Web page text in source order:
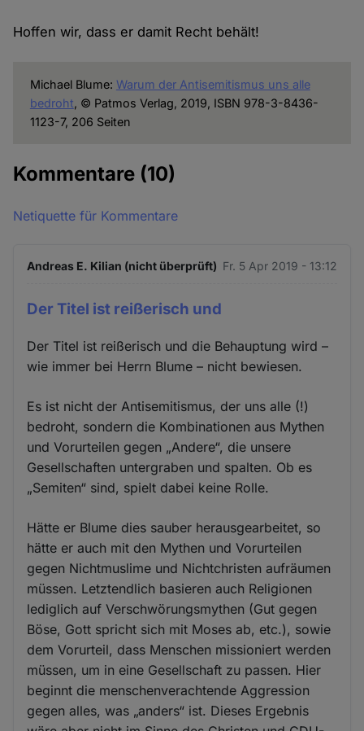
Hoffen wir, dass er damit Recht behält!
Michael Blume: Warum der Antisemitismus uns alle
bedroht, © Patmos Verlag, 2019, ISBN 978-3-8436-
1123-7, 206 Seiten
Kommentare (10)
Netiquette für Kommentare
Andreas E. Kilian (nicht überprüft) Fr. 5 Apr 2019 - 13:12
Der Titel ist reißerisch und
Der Titel ist reißerisch und die Behauptung wird –
wie immer bei Herrn Blume – nicht bewiesen.
Es ist nicht der Antisemitismus, der uns alle (!)
bedroht, sondern die Kombinationen aus Mythen
und Vorurteilen gegen „Andere“, die unsere
Gesellschaften untergraben und spalten. Ob es
„Semiten“ sind, spielt dabei keine Rolle.
Hätte er Blume dies sauber herausgearbeitet, so
hätte er auch mit den Mythen und Vorurteilen
gegen Nichtmuslime und Nichtchristen aufräumen
müssen. Letztendlich basieren auch Religionen
lediglich auf Verschwörungsmythen (Gut gegen
Böse, Gott spricht sich mit Moses ab, etc.), sowie
dem Vorurteil, dass Menschen missioniert werden
müssen, um in eine Gesellschaft zu passen. Hier
beginnt die menschenverachtende Aggression
gegen alles, was „anders“ ist. Dieses Ergebnis